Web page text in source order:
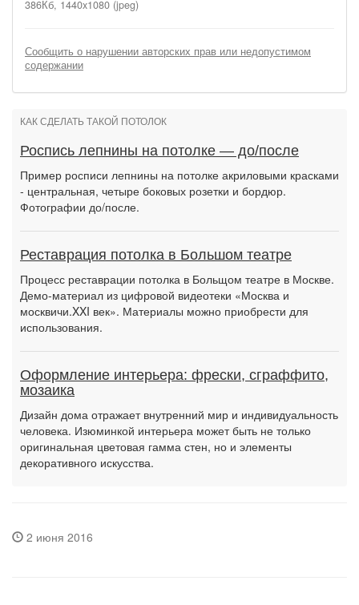
386Кб, 1440x1080 (jpeg)
Сообщить о нарушении авторских прав или недопустимом
содержании
КАК СДЕЛАТЬ ТАКОЙ ПОТОЛОК
Роспись лепнины на потолке — до/после
Пример росписи лепнины на потолке акриловыми красками
- центральная, четыре боковых розетки и бордюр.
Фотографии до/после.
Реставрация потолка в Большом театре
Процесс реставрации потолка в Больщом театре в Москве.
Демо-материал из цифровой видеотеки «Москва и
москвичи.XXI век». Материалы можно приобрести для
использования.
Оформление интерьера: фрески, сграффито,
мозаика
Дизайн дома отражает внутренний мир и индивидуальность
человека. Изюминкой интерьера может быть не только
оригинальная цветовая гамма стен, но и элементы
декоративного искусства.
2 июня 2016